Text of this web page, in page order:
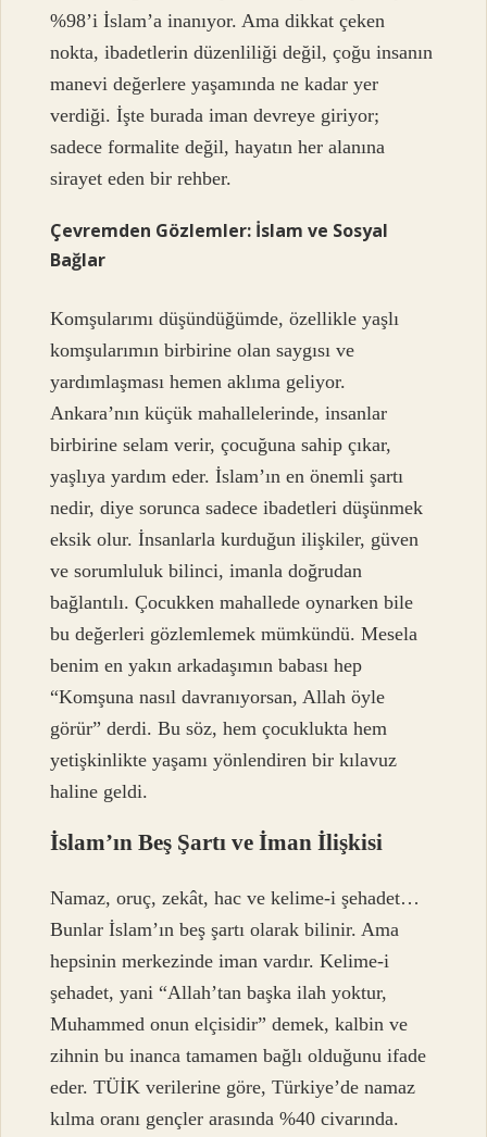
%98’i İslam’a inanıyor. Ama dikkat çeken
nokta, ibadetlerin düzenliliği değil, çoğu insanın
manevi değerlere yaşamında ne kadar yer
verdiği. İşte burada iman devreye giriyor;
sadece formalite değil, hayatın her alanına
sirayet eden bir rehber.
Çevremden Gözlemler: İslam ve Sosyal
Bağlar
Komşularımı düşündüğümde, özellikle yaşlı
komşularımın birbirine olan saygısı ve
yardımlaşması hemen aklıma geliyor.
Ankara’nın küçük mahallelerinde, insanlar
birbirine selam verir, çocuğuna sahip çıkar,
yaşlıya yardım eder. İslam’ın en önemli şartı
nedir, diye sorunca sadece ibadetleri düşünmek
eksik olur. İnsanlarla kurduğun ilişkiler, güven
ve sorumluluk bilinci, imanla doğrudan
bağlantılı. Çocukken mahallede oynarken bile
bu değerleri gözlemlemek mümkündü. Mesela
benim en yakın arkadaşımın babası hep
“Komşuna nasıl davranıyorsan, Allah öyle
görür” derdi. Bu söz, hem çocuklukta hem
yetişkinlikte yaşamı yönlendiren bir kılavuz
haline geldi.
İslam’ın Beş Şartı ve İman İlişkisi
Namaz, oruç, zekât, hac ve kelime-i şehadet…
Bunlar İslam’ın beş şartı olarak bilinir. Ama
hepsinin merkezinde iman vardır. Kelime-i
şehadet, yani “Allah’tan başka ilah yoktur,
Muhammed onun elçisidir” demek, kalbin ve
zihnin bu inanca tamamen bağlı olduğunu ifade
eder. TÜİK verilerine göre, Türkiye’de namaz
kılma oranı gençler arasında %40 civarında.